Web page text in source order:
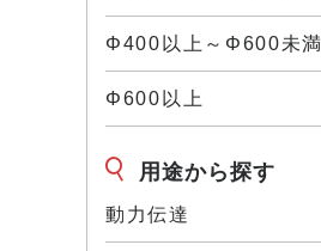
Φ400以上～Φ600未満
Φ600以上
用途から探す
動力伝達